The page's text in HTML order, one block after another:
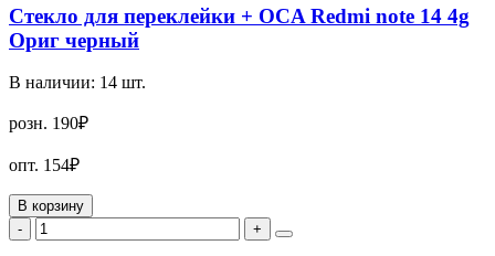
Стекло для переклейки + OCA Redmi note 14 4g
Ориг черный
В наличии: 14 шт.
розн. 190₽
опт. 154₽
В корзину
-
+